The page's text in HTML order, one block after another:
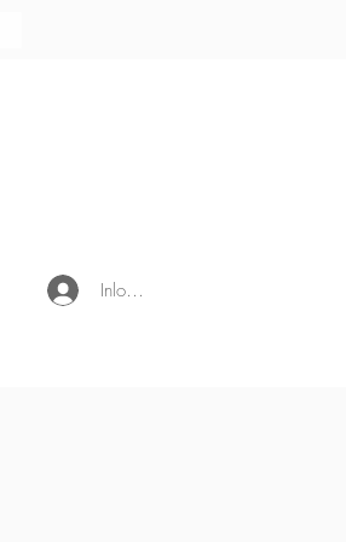
Inloggen